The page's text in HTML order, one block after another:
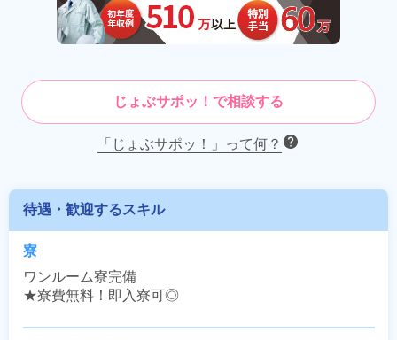
じょぶサポッ！で相談する
「じょぶサポッ！」って何？
待遇・歓迎するスキル
寮
ワンルーム寮完備
★寮費無料！即入寮可◎